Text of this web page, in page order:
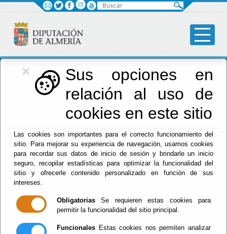
×
Sus opciones en
relación al uso de
cookies en este sitio
Las cookies son importantes para el correcto funcionamiento del
sitio. Para mejorar su experiencia de navegación, usamos cookies
para recordar sus datos de inicio de sesión y brindarle un inicio
seguro, recopilar estadísticas para optimizar la funcionalidad del
sitio y ofrecerle contenido personalizado en función de sus
intereses.
Obligatorias Se requieren estas cookies para
permitir la funcionalidad del sitio principal.
Funcionales Estas cookies nos permiten analizar
Diputación
Menú Diputación
PROVINCIALES
INCIDENCIAS EN
CARRETERAS
PROVINCIALES
Buscar